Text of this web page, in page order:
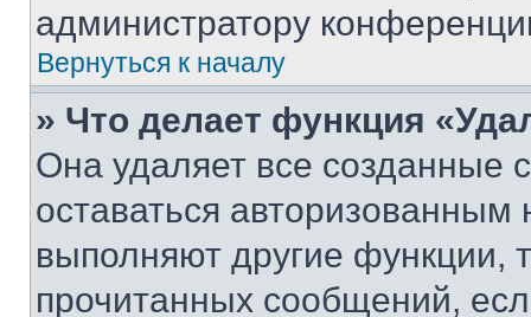
администратору
Вернуться к началу
» Что делает функция
Она удаляет все созданные
оставаться
выполняют другие функции,
прочитанных сообщений,